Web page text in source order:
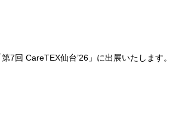
7回 CareTEX仙台’26」に出展いたします。